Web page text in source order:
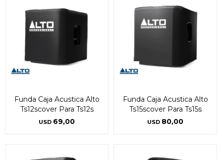
Funda Caja Acustica Alto
Ts12scover Para Ts12s
USD 69,00
Funda Caja Acustica Alto
Ts15scover Para Ts15s
USD 80,00